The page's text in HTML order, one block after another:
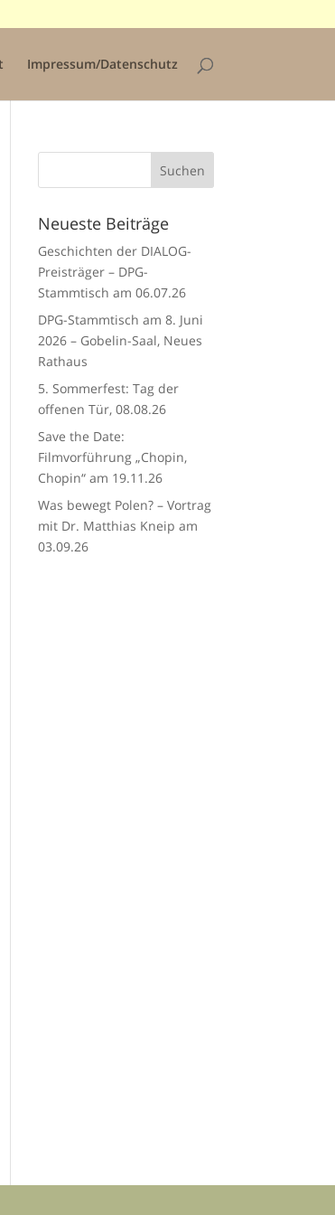
Impressum/Datenschutz
Neueste Beiträge
Geschichten der DIALOG-
Preisträger – DPG-
Stammtisch am 06.07.26
DPG-Stammtisch am 8. Juni
2026 – Gobelin-Saal, Neues
Rathaus
5. Sommerfest: Tag der
offenen Tür, 08.08.26
Save the Date:
Filmvorführung „Chopin,
Chopin“ am 19.11.26
Was bewegt Polen? – Vortrag
mit Dr. Matthias Kneip am
03.09.26